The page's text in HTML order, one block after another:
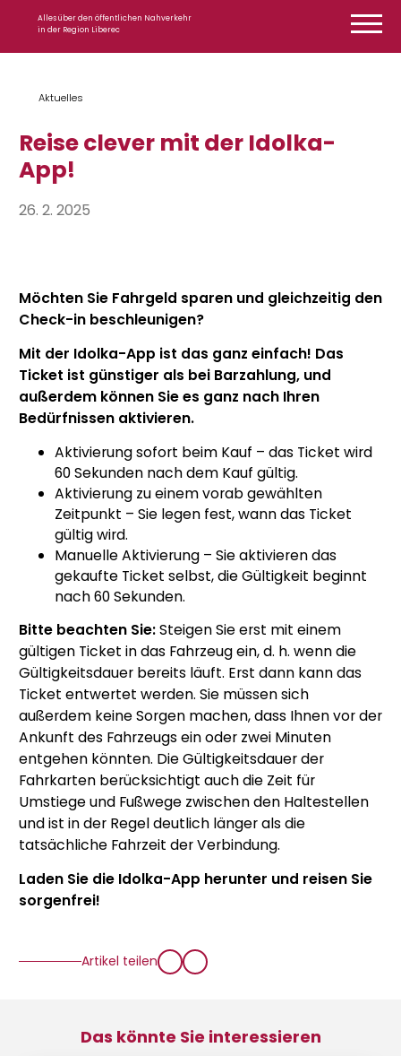
Alles über den öffentlichen Nahverkehr
in der Region Liberec
Aktuelles
Reise clever mit der Idolka-
App!
26. 2. 2025
Möchten Sie Fahrgeld sparen und gleichzeitig den
Check-in beschleunigen?
Mit der Idolka-App ist das ganz einfach! Das
Ticket ist günstiger als bei Barzahlung, und
außerdem können Sie es ganz nach Ihren
Bedürfnissen aktivieren.
Aktivierung sofort beim Kauf – das Ticket wird
60 Sekunden nach dem Kauf gültig.
Aktivierung zu einem vorab gewählten
Zeitpunkt – Sie legen fest, wann das Ticket
gültig wird.
Manuelle Aktivierung – Sie aktivieren das
gekaufte Ticket selbst, die Gültigkeit beginnt
nach 60 Sekunden.
Bitte beachten Sie:Steigen Sie erst mit einem
gültigen Ticket in das Fahrzeug ein, d. h. wenn die
Gültigkeitsdauer bereits läuft. Erst dann kann das
Ticket entwertet werden. Sie müssen sich
außerdem keine Sorgen machen, dass Ihnen vor der
Ankunft des Fahrzeugs ein oder zwei Minuten
entgehen könnten. Die Gültigkeitsdauer der
Fahrkarten berücksichtigt auch die Zeit für
Umstiege und Fußwege zwischen den Haltestellen
und ist in der Regel deutlich länger als die
tatsächliche Fahrzeit der Verbindung.
Laden Sie die Idolka-App herunter und reisen Sie
sorgenfrei!
Artikel teilen
Das könnte Sie interessieren